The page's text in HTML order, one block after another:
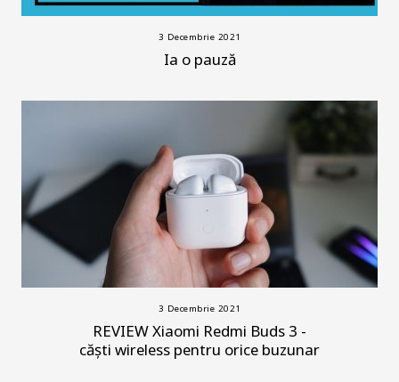
3 Decembrie 2021
Ia o pauză
3 Decembrie 2021
REVIEW Xiaomi Redmi Buds 3 -
căști wireless pentru orice buzunar